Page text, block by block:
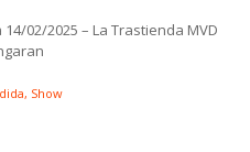
02/2025 – La Trastienda MVD
Show